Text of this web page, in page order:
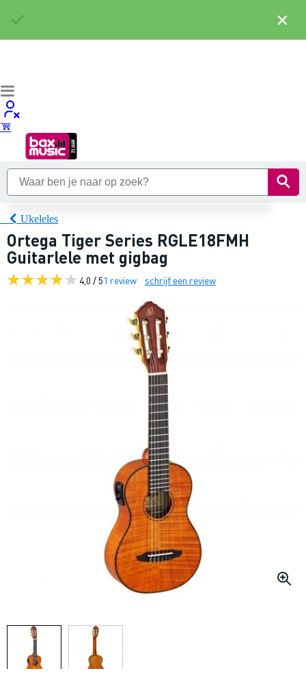
Ukeleles
Ortega Tiger Series RGLE18FMH
Guitarlele met gigbag
4,0 / 51 review schrijf een review
×